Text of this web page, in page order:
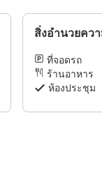
สิ่งอำนวยคว
ที่จอดรถ
ร้านอาหาร
ห้องประชุม